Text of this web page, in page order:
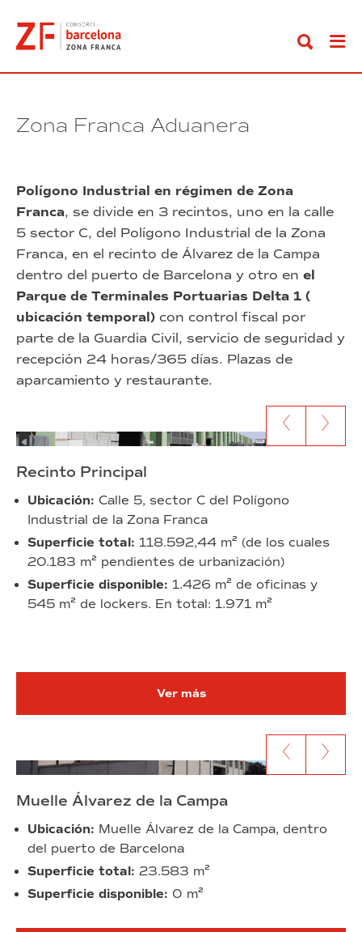
contenido
Zona Franca Aduanera
Polígono Industrial en régimen de Zona
Franca, se divide en 3 recintos, uno en la calle
5 sector C, del Polígono Industrial de la Zona
Franca, en el recinto de Álvarez de la Campa
dentro del puerto de Barcelona y otro en el
Parque de Terminales Portuarias Delta 1 (
ubicación temporal) con control fiscal por
parte de la Guardia Civil, servicio de seguridad y
recepción 24 horas/365 días. Plazas de
aparcamiento y restaurante.
Ir al
Ir al anterior contenido
Recinto Principal
Ubicación: Calle 5, sector C del Polígono
Industrial de la Zona Franca
Superficie total: 118.592,44 m² (de los cuales
20.183 m² pendientes de urbanización)
Superficie disponible: 1.426 m² de oficinas y
545 m² de lockers. En total: 1.971 m²
Ver más
Ir al
Ir al anterior contenido
Muelle Álvarez de la Campa
Ubicación: Muelle Álvarez de la Campa, dentro
del puerto de Barcelona
Superficie total: 23.583 m²
Superficie disponible: 0 m²